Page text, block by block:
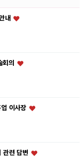
내
회의
이사장
관련 답변